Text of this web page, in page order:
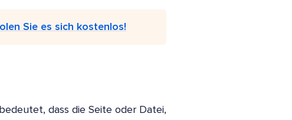
Sie es sich kostenlos!
dass die Seite oder Datei,